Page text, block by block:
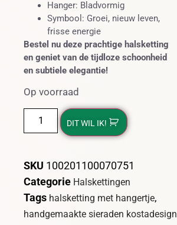
Hanger: Bladvormig
Symbool: Groei, nieuw leven,
frisse energie
Bestel nu deze prachtige halsketting
en geniet van de tijdloze schoonheid
en subtiele elegantie!
Op voorraad
DIT WIL IK!
SKU 100201100070751
Categorie Halskettingen
Tags halsketting met hangertje,
handgemaakte sieraden kostadesign